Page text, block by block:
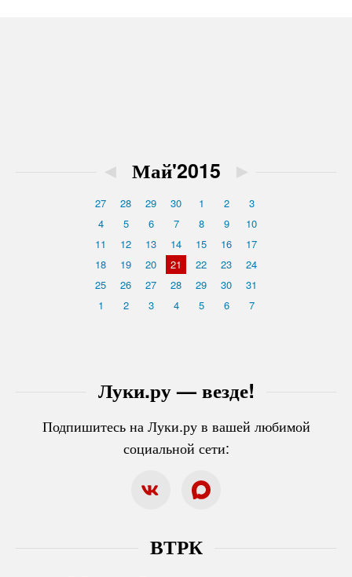
Луки.ру — везде!
Подпишитесь на Луки.ру в вашей любимой
социальной сети:
◄ Май'2015 ►
27 28 29 30 1 2
3
4
5 6 7 8 9
10
11
12 13 14 15 16
17
18
19 20 21 22 23
24
25
26 27 28 29 30
31
1
2 3 4 5 6 7
ВТРК